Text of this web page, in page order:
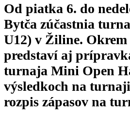
Od piatka 6. do
Bytča zúčastnia
U12) v Žiline.
predstaví aj
turnaja Mini Open
výsledkoch na
rozpis zápasov na